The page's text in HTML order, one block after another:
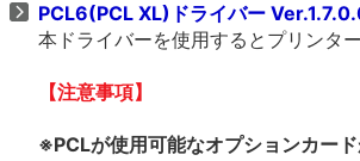
PCL6(PCL XL)ドライバー
本ドライバーを使用するとプリンタ
【注意事項】
※PCLが使用可能なオプションカー